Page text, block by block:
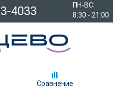
ПН-ВС:
8:30 - 21:00
4033
Сравнение